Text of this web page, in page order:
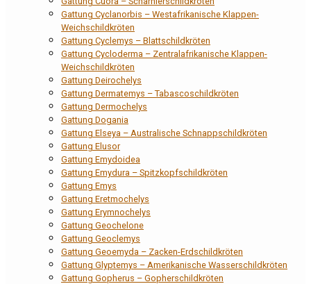
Gattung Cyclanorbis – Westafrikanische Klappen-
Weichschildkröten
Gattung Cyclemys – Blattschildkröten
Gattung Cycloderma – Zentralafrikanische Klappen-
Weichschildkröten
Gattung Deirochelys
Gattung Dermatemys – Tabascoschildkröten
Gattung Dermochelys
Gattung Dogania
Gattung Elseya – Australische Schnappschildkröten
Gattung Elusor
Gattung Emydoidea
Gattung Emydura – Spitzkopfschildkröten
Gattung Emys
Gattung Eretmochelys
Gattung Erymnochelys
Gattung Geochelone
Gattung Geoclemys
Gattung Geoemyda – Zacken-Erdschildkröten
Gattung Glyptemys – Amerikanische Wasserschildkröten
Gattung Gopherus – Gopherschildkröten